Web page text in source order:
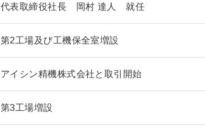
代表取締役社長 岡村 達人 就任
第2工場及び工機保全室増設
アイシン精機株式会社と取引開始
第3工場増設